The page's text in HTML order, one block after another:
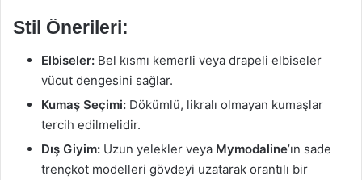
Stil Önerileri:
Elbiseler: Bel kısmı kemerli veya drapeli elbiseler
vücut dengesini sağlar.
Kumaş Seçimi: Dökümlü, likralı olmayan kumaşlar
tercih edilmelidir.
Dış Giyim: Uzun yelekler veya Mymodaline’ın sade
trençkot modelleri gövdeyi uzatarak orantılı bir